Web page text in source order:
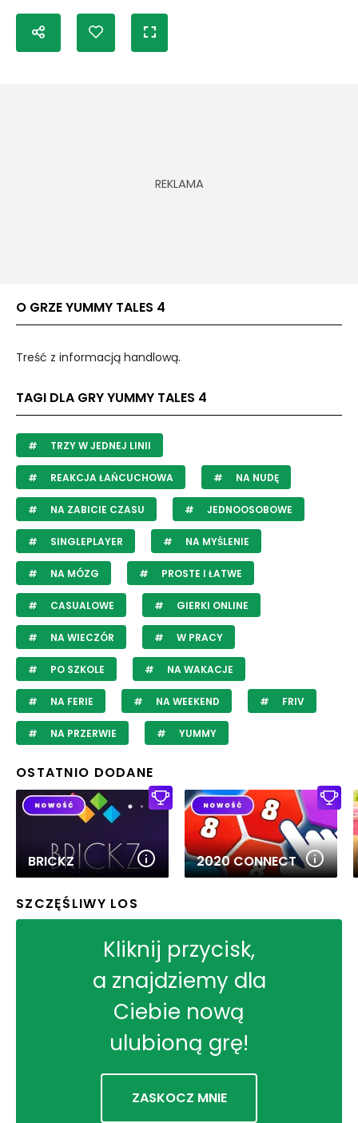
O GRZE YUMMY TALES 4
Treść z informacją handlową.
TAGI DLA GRY YUMMY TALES 4
TRZY W JEDNEJ LINII
REAKCJA ŁAŃCUCHOWA NA NUDĘ
NA ZABICIE CZASU JEDNOOSOBOWE
SINGLEPLAYER NA MYŚLENIE
NA MÓZG PROSTE I ŁATWE
CASUALOWE GIERKI ONLINE
NA WIECZÓR W PRACY
PO SZKOLE NA WAKACJE
NA FERIE NA WEEKEND FRIV
NA PRZERWIE YUMMY
OSTATNIO DODANE
BRICKZ 2020 CONNECT
SZCZĘŚLIWY LOS
Kliknij przycisk,
a znajdziemy dla
Ciebie nową
ulubioną grę!
ZASKOCZ MNIE